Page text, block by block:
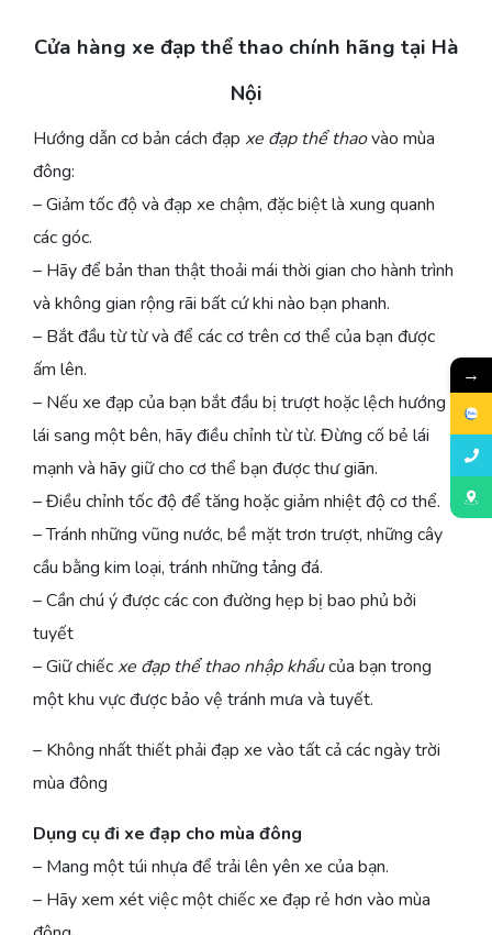
Cửa hàng xe đạp thể thao chính hãng tại Hà
Nội
Hướng dẫn cơ bản cách đạp xe đạp thể thaovào mùa
đông:
– Giảm tốc độ và đạp xe chậm, đặc biệt là xung quanh
các góc.
– Hãy để bản than thật thoải mái thời gian cho hành trình
và không gian rộng rãi bất cứ khi nào bạn phanh.
– Bắt đầu từ từ và để các cơ trên cơ thể của bạn được
ấm lên.
– Nếu xe đạp của bạn bắt đầu bị trượt hoặc lệch hướng
lái sang một bên, hãy điều chỉnh từ từ. Đừng cố bẻ lái
mạnh và hãy giữ cho cơ thể bạn được thư giãn.
– Điều chỉnh tốc độ để tăng hoặc giảm nhiệt độ cơ thể.
– Tránh những vũng nước, bề mặt trơn trượt, những cây
cầu bằng kim loại, tránh những tảng đá.
– Cần chú ý được các con đường hẹp bị bao phủ bởi
tuyết
– Giữ chiếc xe đạp thể thao nhập khẩucủa bạn trong
một khu vực được bảo vệ tránh mưa và tuyết.
– Không nhất thiết phải đạp xe vào tất cả các ngày trời
mùa đông
Dụng cụ đi xe đạp cho mùa đông
– Mang một túi nhựa để trải lên yên xe của bạn.
– Hãy xem xét việc một chiếc xe đạp rẻ hơn vào mùa
→